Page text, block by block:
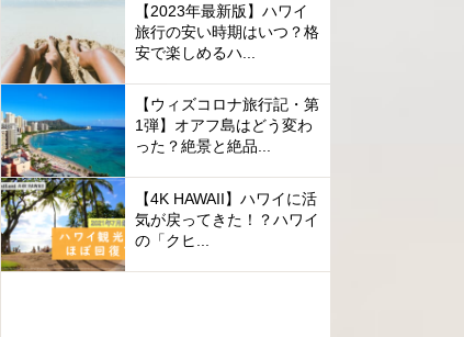
【2023年最新版】ハワイ
旅行の安い時期はいつ？格
安で楽しめるハ...
【ウィズコロナ旅行記・第
1弾】オアフ島はどう変わ
った？絶景と絶品...
【4K HAWAII】ハワイに活
気が戻ってきた！？ハワイ
の「クヒ...